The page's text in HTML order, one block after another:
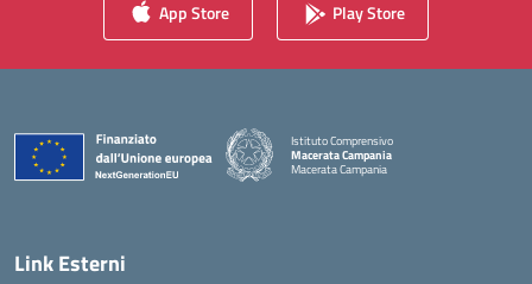
App Store Play Store
Istituto Comprensivo
Macerata Campania
Macerata Campania
— Visita la pagina iniziale della scuola
Link Esterni